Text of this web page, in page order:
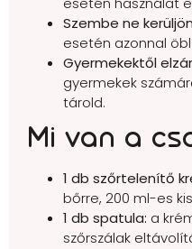
Szembe ne
esetén azonnal
Gyermekektől
gyermekek
tárold.
Mi van a
1 db szőrtelenítő
bőrre, 200 ml-es
1 db spatula: a
szőrszálak